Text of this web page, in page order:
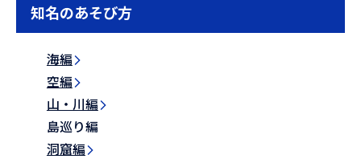
知名のあそび方
海編
空編
山・川編
島巡り編
洞窟編